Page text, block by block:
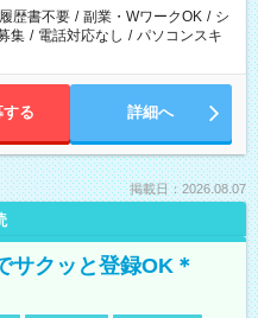
履歴書不要 / 副業・WワークOK / シ
集 / 電話対応なし / パソコンスキ
する 詳細へ
掲載日：2026.08.07
サクッと登録OK＊